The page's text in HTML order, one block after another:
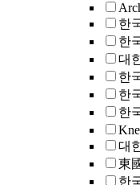
한
한
대
한
한
한
대
東
한